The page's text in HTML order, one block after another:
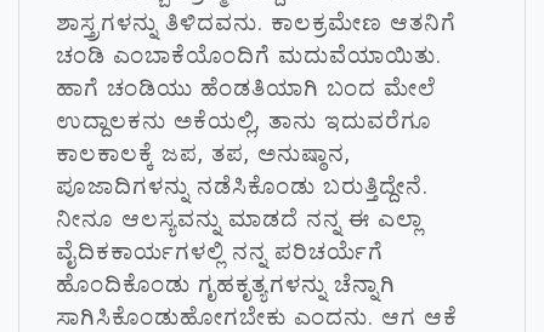
ಶಾಸ್ತ್ರಗಳನ್ನು ತಿಳಿದವನು. ಕಾಲಕ್ರಮೇಣ ಆತನಿಗೆ
ಚಂಡಿ ಎಂಬಾಕೆಯೊಂದಿಗೆ ಮದುವೆಯಾಯಿತು.
ಹಾಗೆ ಚಂಡಿಯು ಹೆಂಡತಿಯಾಗಿ ಬಂದ ಮೇಲೆ
ಉದ್ದಾಲಕನು ಅಕೆಯಲ್ಲಿ, ತಾನು ಇದುವರೆಗೂ
ಕಾಲಕಾಲಕ್ಕೆ ಜಪ, ತಪ, ಅನುಷ್ಠಾನ,
ಪೂಜಾದಿಗಳನ್ನು ನಡೆಸಿಕೊಂಡು ಬರುತ್ತಿದ್ದೇನೆ.
ನೀನೂ ಆಲಸ್ಯವನ್ನು ಮಾಡದೆ ನನ್ನ ಈ ಎಲ್ಲಾ
ವೈದಿಕಕಾರ್ಯಗಳಲ್ಲಿ ನನ್ನ ಪರಿಚರ್ಯೆಗೆ
ಹೊಂದಿಕೊಂಡು ಗೃಹಕೃತ್ಯಗಳನ್ನು ಚೆನ್ನಾಗಿ
ಸಾಗಿಸಿಕೊಂಡುಹೋಗಬೇಕು ಎಂದನು. ಆಗ ಆಕೆ